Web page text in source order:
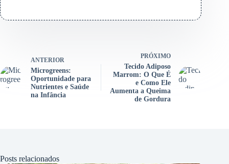
ANTERIOR
Microgreens:
Oportunidade para
Nutrientes e Saúde
na Infância
PRÓXIMO
Tecido Adiposo
Marrom: O Que É
e Como Ele
Aumenta a Queima
de Gordura
Posts relacionados